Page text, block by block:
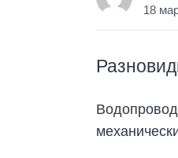
18